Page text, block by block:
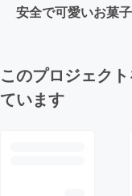
安全で可愛いお菓
このプロジェク
ています